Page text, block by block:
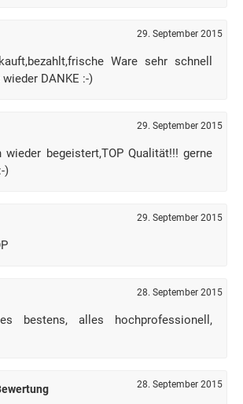
29. September 2015
Ware sehr schnell
DANKE :-)
29. September 2015
wieder begeistert,TOP Qualität!!! gerne
)
29. September 2015
28. September 2015
bestens, alles hochprofessionell,
28. September 2015